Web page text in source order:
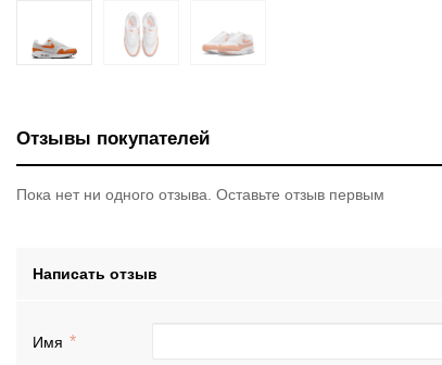
Отзывы покупателей
Пока нет ни одного отзыва. Оставьте отзыв первым
Написать отзыв
Имя